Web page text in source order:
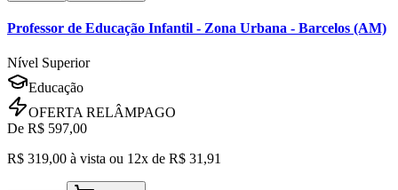
Professor de Educação Infantil - Zona Urbana - Barcelos (AM)
Nível Superior
Educação
OFERTA RELÂMPAGO
De R$ 597,00
R$ 319,00 à vista ou 12x de R$ 31,91